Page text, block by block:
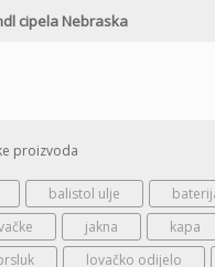
cipela Nebraska
proizvoda
balistol ulje
jakna kapa
lovačko odijelo